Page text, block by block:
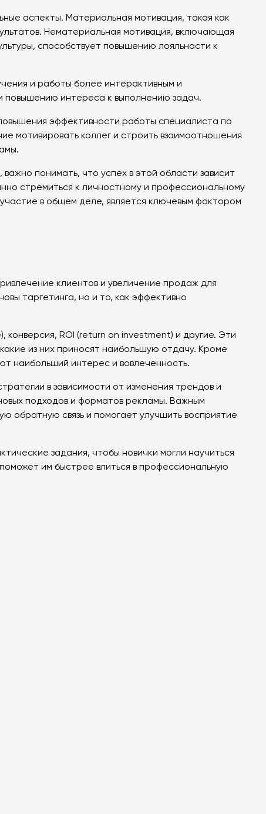
аспекты. Материальная мотивация, такая как
Нематериальная мотивация, включающая
способствует повышению лояльности к
и работы более интерактивным и
повышению интереса к выполнению задач.
эффективности работы специалиста по
мотивировать коллег и строить взаимоотношения
понимать, что успех в этой области зависит
стремиться к личностному и профессиональному
в общем деле, является ключевым фактором
клиентов и увеличение продаж для
таргетинга, но и то, как эффективно
ROI (return on investment) и другие. Эти
из них приносят наибольшую отдачу. Кроме
наибольший интерес и вовлеченность.
в зависимости от изменения трендов и
подходов и форматов рекламы. Важным
обратную связь и помогает улучшить восприятие
задания, чтобы новички могли научиться
им быстрее влиться в профессиональную